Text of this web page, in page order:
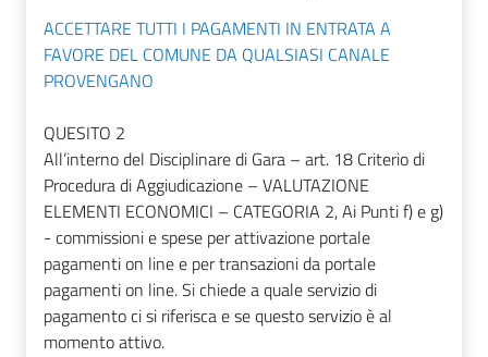
ACCETTARE TUTTI I PAGAMENTI IN ENTRATA A
FAVORE DEL COMUNE DA QUALSIASI CANALE
PROVENGANO
QUESITO 2
All’interno del Disciplinare di Gara – art. 18 Criterio di
Procedura di Aggiudicazione – VALUTAZIONE
ELEMENTI ECONOMICI – CATEGORIA 2, Ai Punti f) e g)
- commissioni e spese per attivazione portale
pagamenti on line e per transazioni da portale
pagamenti on line. Si chiede a quale servizio di
pagamento ci si riferisca e se questo servizio è al
momento attivo.